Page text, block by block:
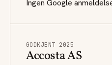
Ingen Google
GODKJENT 2025
Accosta AS